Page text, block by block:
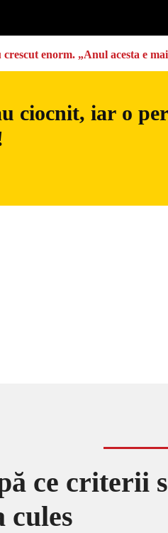
enorm. „Anul acesta e
ciocnit, iar o
ce criterii
cules